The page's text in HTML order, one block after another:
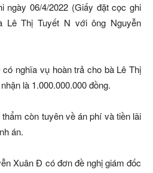
ngày 06/4/2022 (Giấy đặt cọc ghi
Lê Thị Tuyết N với ông Nguyễn
nghĩa vụ hoàn trả cho bà Lê Thị
là 1.000.000.000 đồng.
còn tuyên về án phí và tiền lãi
án.
Xuân Đ có đơn đề nghị giám đốc